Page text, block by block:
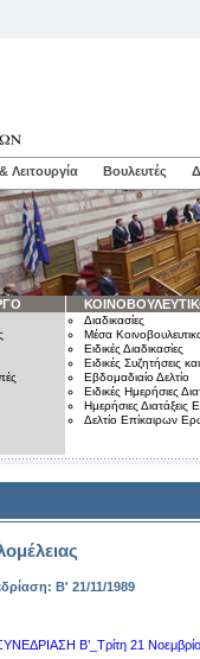
Βουλευτές
Διαδικασίες
Μέσα
Ειδικές Διαδικασίες
Ειδικές Συζητήσεις
Εβδομαδιαίο Δελτίο
Ειδικές Ημερήσιες
Ημερήσιες
Δελτίο Επίκαιρων
Β' 21/11/1989
Β’_Τρίτη 21